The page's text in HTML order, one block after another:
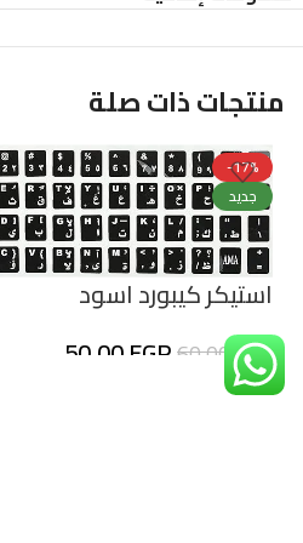
منتجات ذات صلة
-17%
جديد
استيكر كيبورد اسود
60,00EGP
50,00EGP